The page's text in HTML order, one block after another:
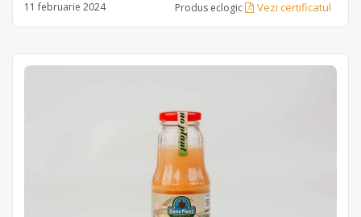
11 februarie 2024 Produs eclogic Vezi certificatul